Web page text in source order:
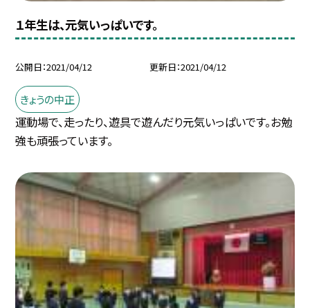
１年生は、元気いっぱいです。
公開日 2021/04/12 更新日 2021/04/12
きょうの中正
運動場で、走ったり、遊具で遊んだり元気いっぱいです。お勉
強も頑張っています。